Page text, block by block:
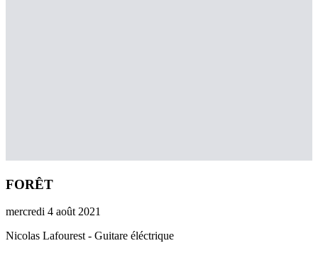
FORÊT
mercredi 4 août 2021
Nicolas Lafourest - Guitare éléctrique